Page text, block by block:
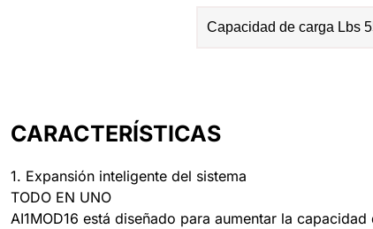
Capacidad de carga Lbs
CARACTERÍSTICAS
1. Expansión inteligente del sistema
TODO EN UNO
AI1MOD16 está diseñado para aumentar la